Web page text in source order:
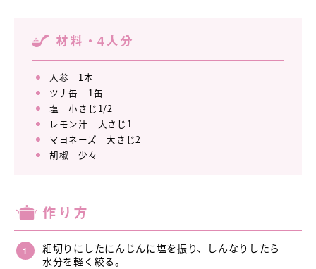
材料・4人分
人参 1本
ツナ缶 1缶
塩 小さじ1/2
レモン汁 大さじ1
マヨネーズ 大さじ2
胡椒 少々
作り方
細切りにしたにんじんに塩を振り、しんなりしたら
水分を軽く絞る。